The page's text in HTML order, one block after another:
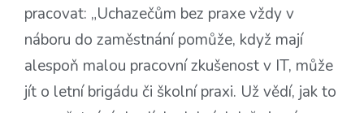
pracovat: „Uchazečům bez praxe vždy v
náboru do zaměstnání pomůže, když mají
alespoň malou pracovní zkušenost v IT, může
jít o letní brigádu či školní praxi. Už vědí, jak to